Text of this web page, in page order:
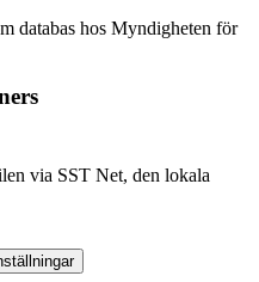
databas hos Myndigheten för
via SST Net, den lokala